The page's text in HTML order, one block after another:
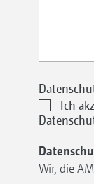
Ich
Wir, die